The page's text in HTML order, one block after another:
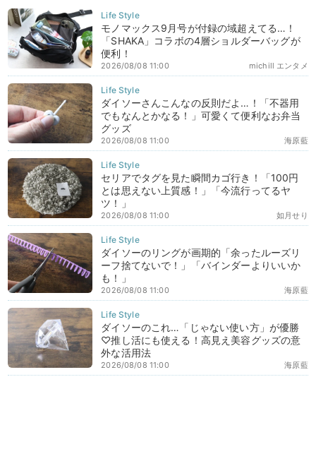
モノマックス9月号が付録の域超えてる…！
「SHAKA」コラボの4層ショルダーバッグが
便利！
michill エンタメ
2026/08/08 11:00
ダイソーさんこんなの反則だよ…！「不器用
でもなんとかなる！」可愛くて便利なお弁当
グッズ
海原藍
2026/08/08 11:00
セリアでタグを見た瞬間カゴ行き！「100円
とは思えない上質感！」「今流行ってるヤ
ツ！」
如月せり
2026/08/08 11:00
ダイソーのリングが画期的「余ったルーズリ
ーフ捨てないで！」「バインダーよりいいか
も！」
海原藍
2026/08/08 11:00
ダイソーのこれ…「じゃない使い方」が優勝
♡推し活にも使える！高見え美容グッズの意
外な活用法
海原藍
2026/08/08 11:00